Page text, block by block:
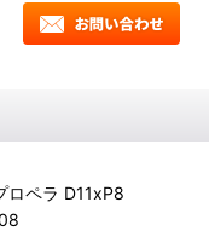
ペラ D11xP8